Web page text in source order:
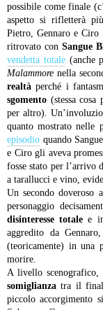
possibile come finale
aspetto si rifletterà
Pietro, Gennaro e Ciro
ritrovato conSangue
vendetta totale(anche
Malammore nella
realtà perché i
sgomento (stessa
per altro).
quanto mostrato nelle
episodio quando
e Ciro gli aveva
fosse stato per l’arrivo
a tarallucci e vino,
Un secondo doveroso
personaggio
disinteresse totale e
aggredito da
(teoricamente) in una
morire.
A livello scenografico,
somiglianza tra il
piccolo accorgimento